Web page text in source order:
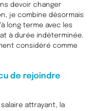
devoir changer
, je combine désormais
long terme avec les
à durée indéterminée.
considéré comme
de rejoindre
attrayant, la